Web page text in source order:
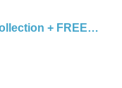
+ FREE…